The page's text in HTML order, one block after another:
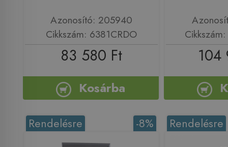
Azonosító: 205940
Cikkszám: 6381CRDO
83 580 Ft
Kosárba
104
-8%
Rendelésre Rendelésre